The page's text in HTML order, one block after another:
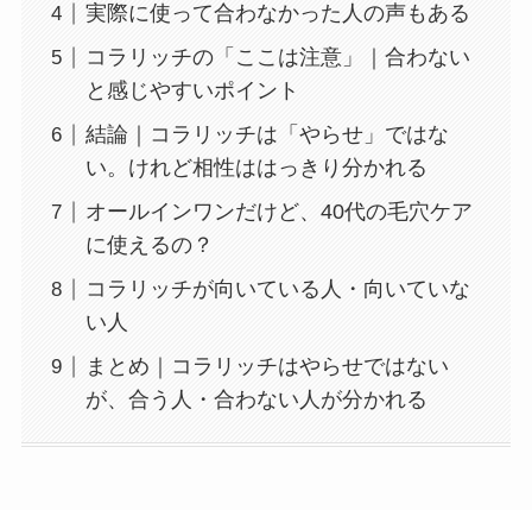
実際に使って合わなかった人の声もある
コラリッチの「ここは注意」｜合わない
と感じやすいポイント
結論｜コラリッチは「やらせ」ではな
い。けれど相性ははっきり分かれる
オールインワンだけど、40代の毛穴ケア
に使えるの？
コラリッチが向いている人・向いていな
い人
まとめ｜コラリッチはやらせではない
が、合う人・合わない人が分かれる